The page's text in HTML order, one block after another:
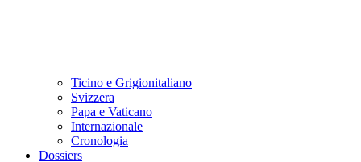
Ticino e Grigionitaliano
Svizzera
Papa e Vaticano
Internazionale
Cronologia
Dossiers